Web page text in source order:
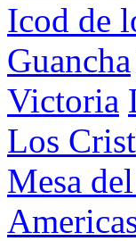
Icod de
Guancha
Victoria
Los
Mesa